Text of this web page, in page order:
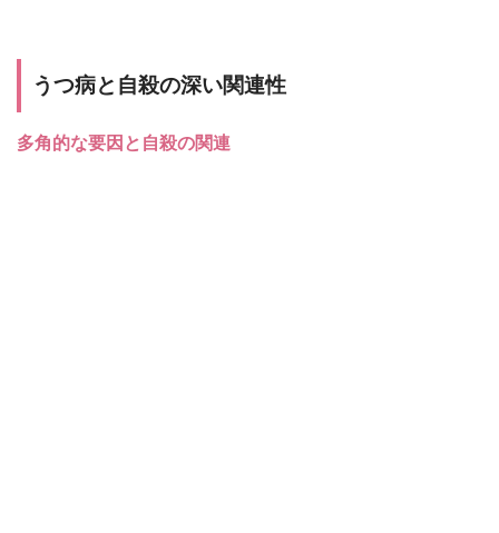
うつ病と自殺の深い関連性
多角的な要因と自殺の関連